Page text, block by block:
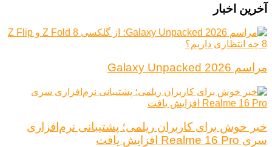
آخرین اخبار
مراسم Galaxy Unpacked 2026
خبر خوش برای کاربران ریلمی؛ پشتیبانی نرم‌افزاری
سری Realme 16 Pro افزایش یافت